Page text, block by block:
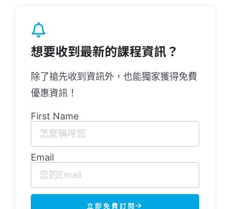
想要收到最新的課程資訊？
除了搶先收到資訊外，也能獨家獲得免費
優惠資訊！
First Name
Email
立即免費訂閱